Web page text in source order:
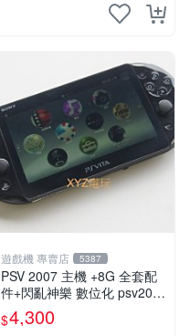
遊戲機 專賣店 5387
PSV 2007 主機 +8G 全套配
件+閃亂神樂 數位化 psv2007
主機
$4,300